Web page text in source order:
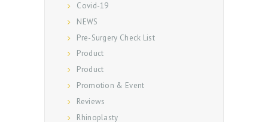
Covid-19
NEWS
Pre-Surgery Check List
Product
Product
Promotion & Event
Reviews
Rhinoplasty